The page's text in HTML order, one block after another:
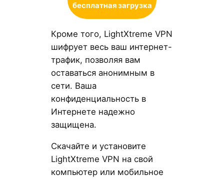
бесплатная загрузка
Кроме того, LightXtreme VPN
шифрует весь ваш интернет-
трафик, позволяя вам
оставаться анонимным в
сети. Ваша
конфиденциальность в
Интернете надежно
защищена.
Скачайте и установите
LightXtreme VPN на свой
компьютер или мобильное